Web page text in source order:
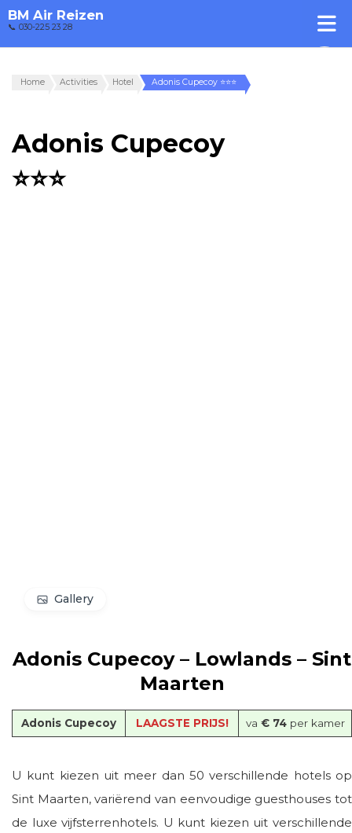
BM Air Reizen
📞 030-225 23 28
Home Activities Hotel Adonis Cupecoy ⭐⭐⭐
Adonis Cupecoy
⭐⭐⭐
Gallery
Adonis Cupecoy – Lowlands – Sint
Maarten
Adonis Cupecoy LAAGSTE PRIJS! va € 74per kamer
U kunt kiezen uit meer dan 50 verschillende hotels op
Sint Maarten, variërend van eenvoudige guesthouses tot
de luxe vijfsterrenhotels. U kunt kiezen uit verschillende